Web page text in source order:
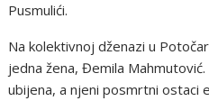
Pusmulići.
Na kolektivnoj dženazi u
jedna žena, Đemila
ubijena, a njeni posmrtni ostaci